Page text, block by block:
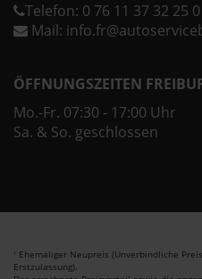
Telefon: 0 76 11 37 32 25 0
Mail:
ÖFFNUNGSZEITEN
Mo.-Fr. 07:30 - 17:00 Uhr
Sa. & So. geschlossen
1 Ehemaliger Neupreis (Unverbindliche
Erstzulassung).